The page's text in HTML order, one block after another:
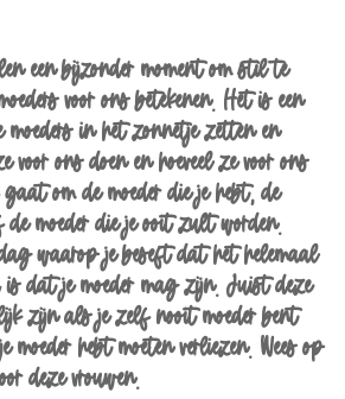
een bijzonder moment om stil te
voor ons betekenen. Het is een
in het zonnetje zetten en
voor ons doen en hoeveel ze voor ons
om de moeder die je hebt, de
de moeder die je ooit zult worden.
waarop je beseft dat het helemaal
dat je moeder mag zijn. Juist deze
zijn als je zelf nooit moeder bent
hebt moeten verliezen. Wees op
deze vrouwen.